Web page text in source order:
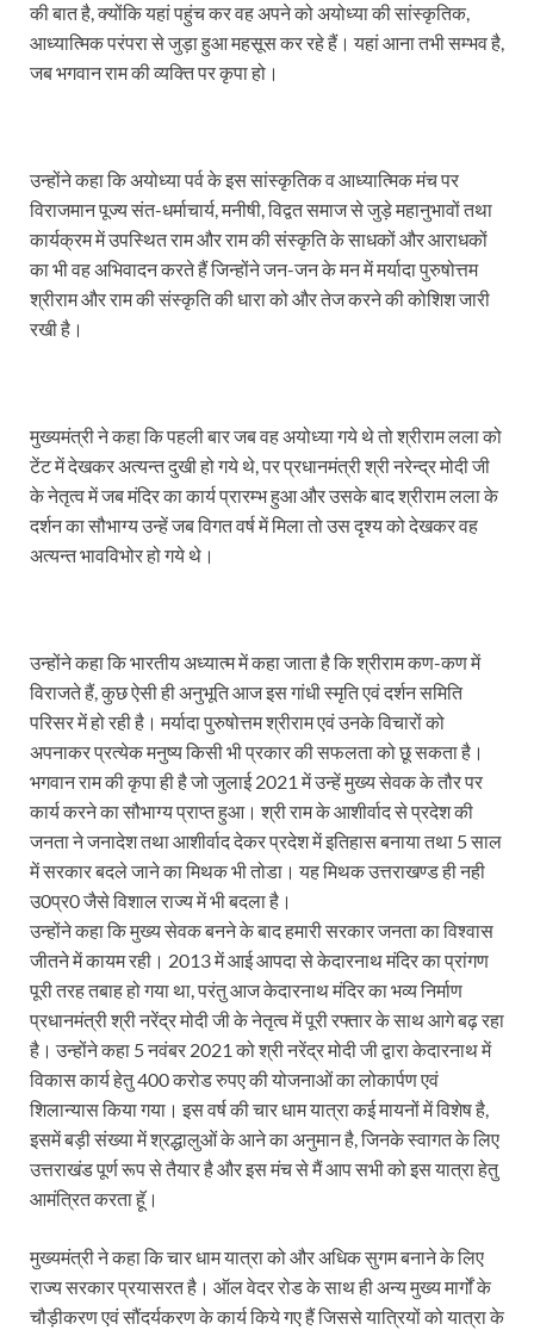
Jan-Jan Ki Sarkar Abhiyan: 4 जुलाई से फिर शुरु होगा
आ गई यूपी बीजेपी संगठन की लिस्ट, देखिए कौन-कौन है इस
9New Sectoral Policy: 9 नई सेक्टोरल पॉलिसी, एक
संयुक्त निदेशक के एस चौहान ने मुख्यमंत्री को भेंट की अपनी
New haryana Industrial Policy: मुख्यमंत्री नायब सिंह
Modern Composite Sleepers: एआई की मदद से ट्रैक
Char Dham Yatra Action Plan: चारधाम यात्रा-
Katra Banihal Special Train: कटरा – बनिहाल के
Big Blueprint for Bastar: बस्तर के लिए बड़ा ब्लूप्रिंट:
Bhartendu Natya Akadami: मुख्यमंत्री ने देखी ‘आनंद
Women E Rickshaw Pilots: यूपी में तैयार हो रही
Mann Ki Baat: प्रधानमंत्री नरेंद्र मोदी ने देशवासियों को
Jewar International Airport: यूपी में विकास अब घोषणा
UP Anganwadi: मुख्यमंत्री योगी आदित्यनाथ को
Mandir Cluster Model: पुरा महादेव मंदिर का ‘मंदिर
MMMUT Girls Hostel: एमएमएमयूटी में साइबर फोरेंसिक
Indian Railway Action: भारतीय रेलवे की बड़ी करवाई,
NCBC Chairman: साध्वी निरंजन ज्योति बनी राष्ट्रीय
मिलावटखोरों पर और कसेगा सरकार का शिकंजा
She Leads Bharat: अंतर्राष्ट्रीय महिला दिवस 2026 के
Sabka Sath Sabka Vikas: प्रधानमंत्री नरेन्द्र मोदी 9
की बात है, क्योंकि यहां पहुंच कर वह अपने को अयोध्या की सांस्कृतिक,
आध्यात्मिक परंपरा से जुड़ा हुआ महसूस कर रहे हैं। यहां आना तभी सम्भव है,
जब भगवान राम की व्यक्ति पर कृपा हो।
उन्होंने कहा कि अयोध्या पर्व के इस सांस्कृतिक व आध्यात्मिक मंच पर
विराजमान पूज्य संत-धर्माचार्य, मनीषी, विद्वत समाज से जुड़े महानुभावों तथा
कार्यक्रम में उपस्थित राम और राम की संस्कृति के साधकों और आराधकों
का भी वह अभिवादन करते हैं जिन्होंने जन-जन के मन में मर्यादा पुरुषोत्तम
श्रीराम और राम की संस्कृति की धारा को और तेज करने की कोशिश जारी
रखी है।
मुख्यमंत्री ने कहा कि पहली बार जब वह अयोध्या गये थे तो श्रीराम लला को
टेंट में देखकर अत्यन्त दुखी हो गये थे, पर प्रधानमंत्री श्री नरेन्द्र मोदी जी
के नेतृत्व में जब मंदिर का कार्य प्रारम्भ हुआ और उसके बाद श्रीराम लला के
दर्शन का सौभाग्य उन्हें जब विगत वर्ष में मिला तो उस दृश्य को देखकर वह
अत्यन्त भावविभोर हो गये थे।
उन्होंने कहा कि भारतीय अध्यात्म में कहा जाता है कि श्रीराम कण-कण में
विराजते हैं, कुछ ऐसी ही अनुभूति आज इस गांधी स्मृति एवं दर्शन समिति
परिसर में हो रही है। मर्यादा पुरुषोत्तम श्रीराम एवं उनके विचारों को
अपनाकर प्रत्येक मनुष्य किसी भी प्रकार की सफलता को छू सकता है।
भगवान राम की कृपा ही है जो जुलाई 2021 में उन्हें मुख्य सेवक के तौर पर
कार्य करने का सौभाग्य प्राप्त हुआ। श्री राम के आशीर्वाद से प्रदेश की
जनता ने जनादेश तथा आशीर्वाद देकर प्रदेश में इतिहास बनाया तथा 5 साल
में सरकार बदले जाने का मिथक भी तोडा। यह मिथक उत्तराखण्ड ही नही
उ0प्र0 जैसे विशाल राज्य में भी बदला है।
उन्होंने कहा कि मुख्य सेवक बनने के बाद हमारी सरकार जनता का विश्वास
जीतने में कायम रही। 2013 में आई आपदा से केदारनाथ मंदिर का प्रांगण
पूरी तरह तबाह हो गया था, परंतु आज केदारनाथ मंदिर का भव्य निर्माण
प्रधानमंत्री श्री नरेंद्र मोदी जी के नेतृत्व में पूरी रफ्तार के साथ आगे बढ़ रहा
है। उन्होंने कहा 5 नवंबर 2021 को श्री नरेंद्र मोदी जी द्वारा केदारनाथ में
विकास कार्य हेतु 400 करोड रुपए की योजनाओं का लोकार्पण एवं
शिलान्यास किया गया। इस वर्ष की चार धाम यात्रा कई मायनों में विशेष है,
इसमें बड़ी संख्या में श्रद्धालुओं के आने का अनुमान है, जिनके स्वागत के लिए
उत्तराखंड पूर्ण रूप से तैयार है और इस मंच से मैं आप सभी को इस यात्रा हेतु
आमंत्रित करता हॅू।
मुख्यमंत्री ने कहा कि चार धाम यात्रा को और अधिक सुगम बनाने के लिए
राज्य सरकार प्रयासरत है। ऑल वेदर रोड के साथ ही अन्य मुख्य मार्गों के
चौड़ीकरण एवं सौंदर्यकरण के कार्य किये गए हैं जिससे यात्रियों को यात्रा के